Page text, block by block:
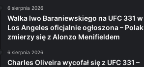
6 sierpnia 2026
Walka Iwo Baraniewskiego na UFC 331 w
Los Angeles oficjalnie ogłoszona – Polak
zmierzy się z Alonzo Menifieldem
6 sierpnia 2026
Charles Oliveira wycofał się z UFC 331 –